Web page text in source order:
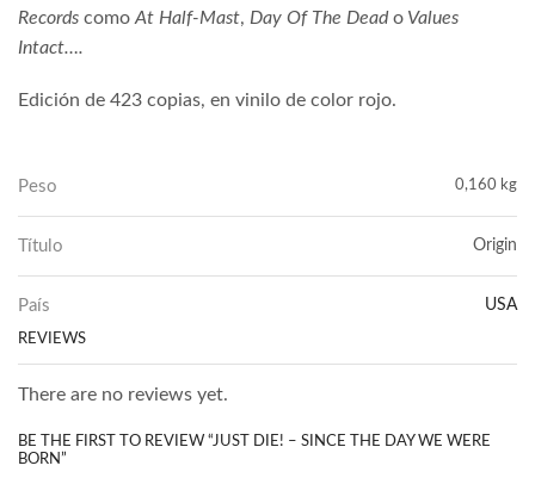
Records como At Half-Mast, Day Of The Deado Values ​​
Intact….
Edición de 423 copias, en vinilo de color rojo.
Peso 0,160 kg
Título Origin
País USA
REVIEWS
There are no reviews yet.
BE THE FIRST TO REVIEW “JUST DIE! – SINCE THE DAY WE WERE
BORN”